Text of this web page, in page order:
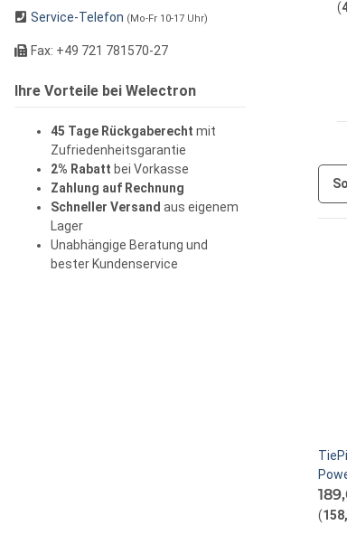
(
(
Service-Telefon (Mo-Fr 10-17 Uhr)
Fax: +49 721 781570-27
Ihre Vorteile bei Welectron
45 Tage Rückgaberecht mit
Zufriedenheitsgarantie
2% Rabatt bei Vorkasse
Zahlung auf Rechnung
Schneller Versand aus eigenem
Lager
Unabhängige Beratung und
bester Kundenservice